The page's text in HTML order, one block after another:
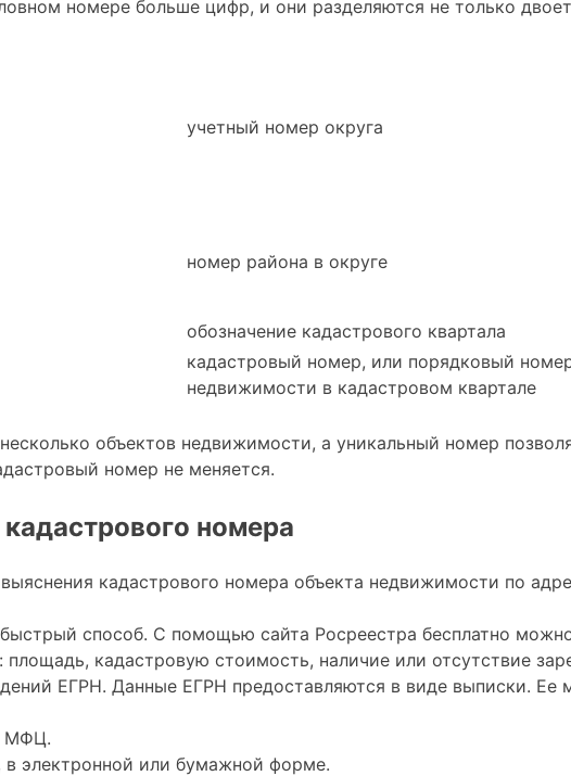
номере больше цифр, и они разделяются не только
учетный номер округа
номер района в округе
обозначение кадастрового квартала
кадастровый номер, или порядковый
недвижимости в кадастровом квартале
объектов недвижимости, а уникальный номер
номер не меняется.
номера
кадастрового номера объекта недвижимости по
способ. С помощью сайта Росреестра бесплатно
кадастровую стоимость, наличие или отсутствие
ЕГРН. Данные ЕГРН предоставляются в виде выписки. Ее
МФЦ.
в электронной или бумажной форме.